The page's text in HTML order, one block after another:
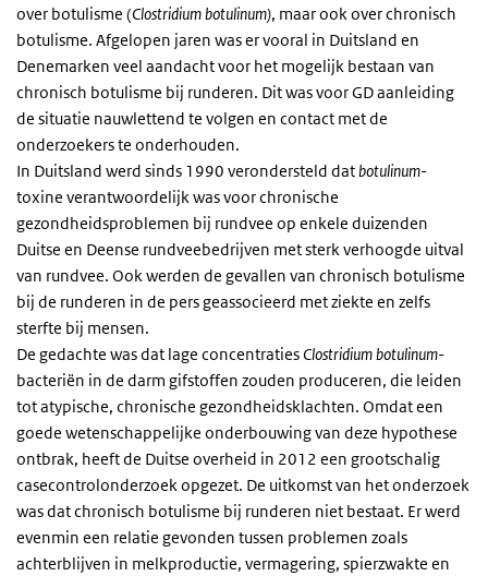
over botulisme (Clostridium botulinum), maar ook over chronisch
botulisme. Afgelopen jaren was er vooral in Duitsland en
Denemarken veel aandacht voor het mogelijk bestaan van
chronisch botulisme bij runderen. Dit was voor GD aanleiding
de situatie nauwlettend te volgen en contact met de
onderzoekers te onderhouden.
In Duitsland werd sinds 1990 verondersteld datbotulinum-
toxine verantwoordelijk was voor chronische
gezondheidsproblemen bij rundvee op enkele duizenden
Duitse en Deense rundveebedrijven met sterk verhoogde uitval
van rundvee. Ook werden de gevallen van chronisch botulisme
bij de runderen in de pers geassocieerd met ziekte en zelfs
sterfte bij mensen.
De gedachte was dat lage concentraties Clostridium botulinum-
bacteriën in de darm gifstoffen zouden produceren, die leiden
tot atypische, chronische gezondheidsklachten. Omdat een
goede wetenschappelijke onderbouwing van deze hypothese
ontbrak, heeft de Duitse overheid in 2012 een grootschalig
casecontrolonderzoek opgezet. De uitkomst van het onderzoek
was dat chronisch botulisme bij runderen niet bestaat. Er werd
evenmin een relatie gevonden tussen problemen zoals
achterblijven in melkproductie, vermagering, spierzwakte en